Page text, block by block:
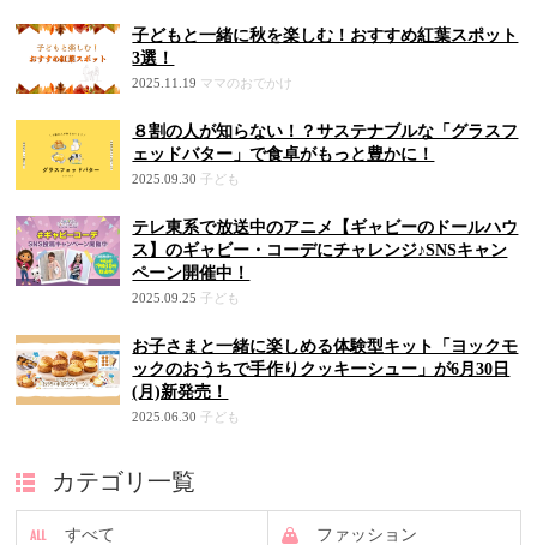
子どもと一緒に秋を楽しむ！おすすめ紅葉スポット
3選！
2025.11.19 ママのおでかけ
８割の人が知らない！？サステナブルな「グラスフ
ェッドバター」で食卓がもっと豊かに！
2025.09.30 子ども
テレ東系で放送中のアニメ【ギャビーのドールハウ
ス】のギャビー・コーデにチャレンジ♪SNSキャン
ペーン開催中！
2025.09.25 子ども
お子さまと一緒に楽しめる体験型キット「ヨックモ
ックのおうちで手作りクッキーシュー」が6月30日
(月)新発売！
2025.06.30 子ども
カテゴリ一覧
すべて ファッション